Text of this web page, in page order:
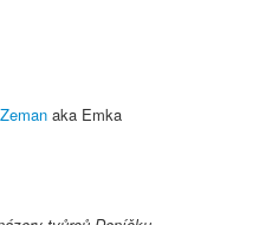
aka Emka